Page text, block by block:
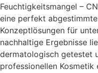
Feuchtigkeitsmangel –
eine perfekt
Konzeptlösungen für
nachhaltige Ergebnisse
dermatologisch getestet
professionellen Kosmetik